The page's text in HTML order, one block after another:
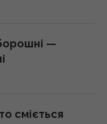
до
—
сміється